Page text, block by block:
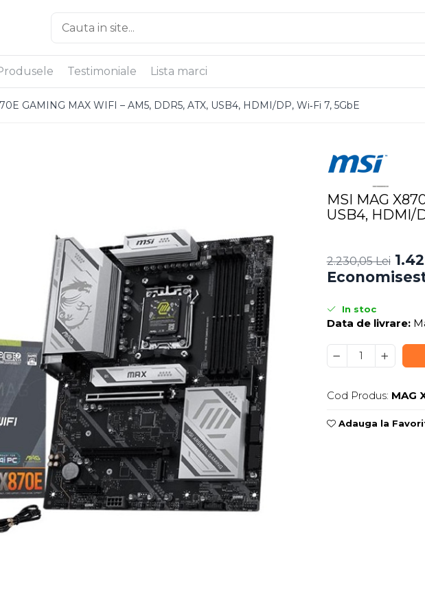
Testimoniale Lista marci
GAMING MAX WIFI – AM5, DDR5, ATX, USB4, HDMI/DP, Wi‑Fi 7, 5GbE
MSI MAG
USB4, HDMI/
2.230,05 Lei
In stoc
Data de livrare:
Cod Produs: MAG
Adauga la